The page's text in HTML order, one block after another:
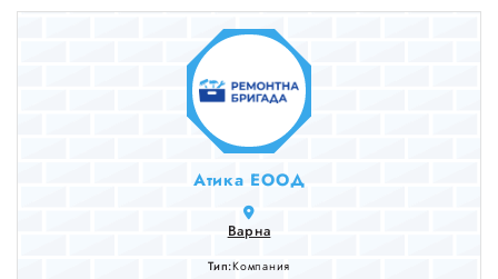
Атика ЕООД
Варна
Тип:Компания